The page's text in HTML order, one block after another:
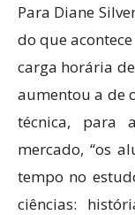
Para Diane
do que
carga horária
aumentou a de
técnica, para
mercado, “os
tempo no
ciências: